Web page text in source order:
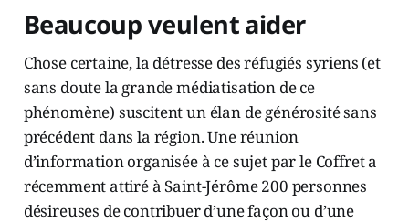
Beaucoup veulent aider
Chose certaine, la détresse des réfugiés syriens (et
sans doute la grande médiatisation de ce
phénomène) suscitent un élan de générosité sans
précédent dans la région. Une réunion
d’information organisée à ce sujet par le Coffret a
récemment attiré à Saint-Jérôme 200 personnes
désireuses de contribuer d’une façon ou d’une